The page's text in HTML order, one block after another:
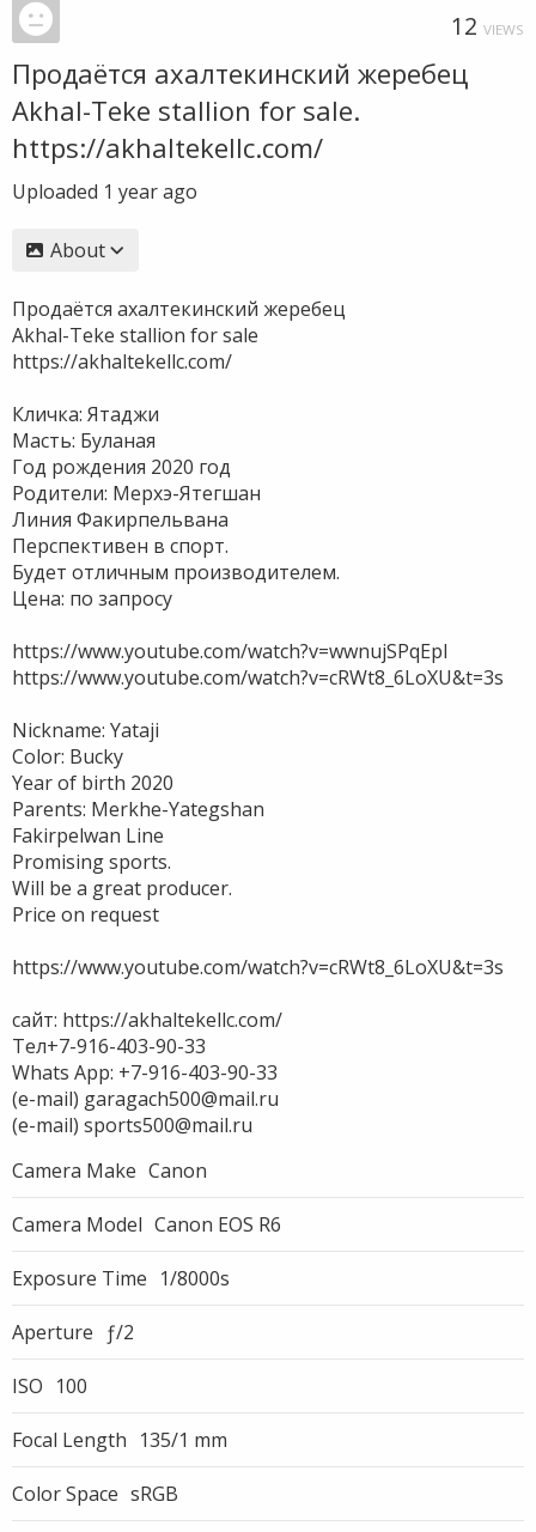
12 VIEWS
Продаётся ахалтекинский жеребец
Akhal-Teke stallion for sale.
https://akhaltekellc.com/
Uploaded 1 year ago
About
Продаётся ахалтекинский жеребец
Akhal-Teke stallion for sale
https://akhaltekellc.com/
Кличка: Ятаджи
Масть: Буланая
Год рождения 2020 год
Родители: Мерхэ-Ятегшан
Линия Факирпельвана
Перспективен в спорт.
Будет отличным производителем.
Цена: по запросу
https://www.youtube.com/watch?v=wwnujSPqEpI
https://www.youtube.com/watch?v=cRWt8_6LoXU&t=3s
Nickname: Yataji
Color: Bucky
Year of birth 2020
Parents: Merkhe-Yategshan
Fakirpelwan Line
Promising sports.
Will be a great producer.
Price on request
https://www.youtube.com/watch?v=cRWt8_6LoXU&t=3s
сайт: https://akhaltekellc.com/
Тел+7-916-403-90-33
Whats App: +7-916-403-90-33
(e-mail) garagach500@mail.ru
(е-mail) sports500@mail.ru
Camera Make Canon
Camera Model Canon EOS R6
Exposure Time 1/8000s
Aperture ƒ/2
ISO 100
Focal Length 135/1 mm
Color Space sRGB